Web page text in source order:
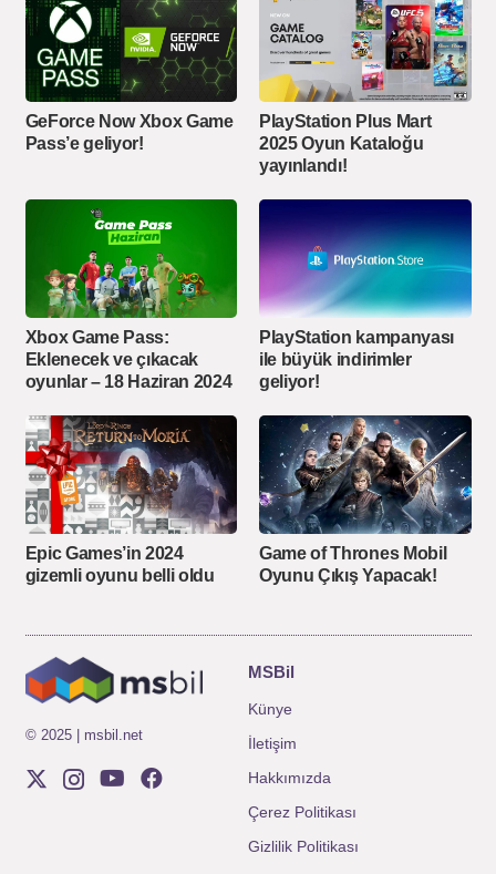
GeForce Now Xbox Game
Pass’e geliyor!
PlayStation Plus Mart
2025 Oyun Kataloğu
yayınlandı!
Xbox Game Pass:
Eklenecek ve çıkacak
oyunlar – 18 Haziran 2024
PlayStation kampanyası
ile büyük indirimler
geliyor!
Epic Games’in 2024
gizemli oyunu belli oldu
Game of Thrones Mobil
Oyunu Çıkış Yapacak!
© 2025 | msbil.net
MSBil
Künye
İletişim
Hakkımızda
Çerez Politikası
Gizlilik Politikası